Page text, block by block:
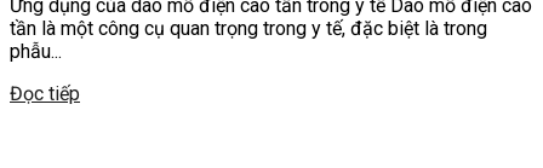
Ứng dụng của dao mổ điện cao tần trong y tế Dao mổ điện cao
tần là một công cụ quan trọng trong y tế, đặc biệt là trong
phẫu...
Đọc tiếp